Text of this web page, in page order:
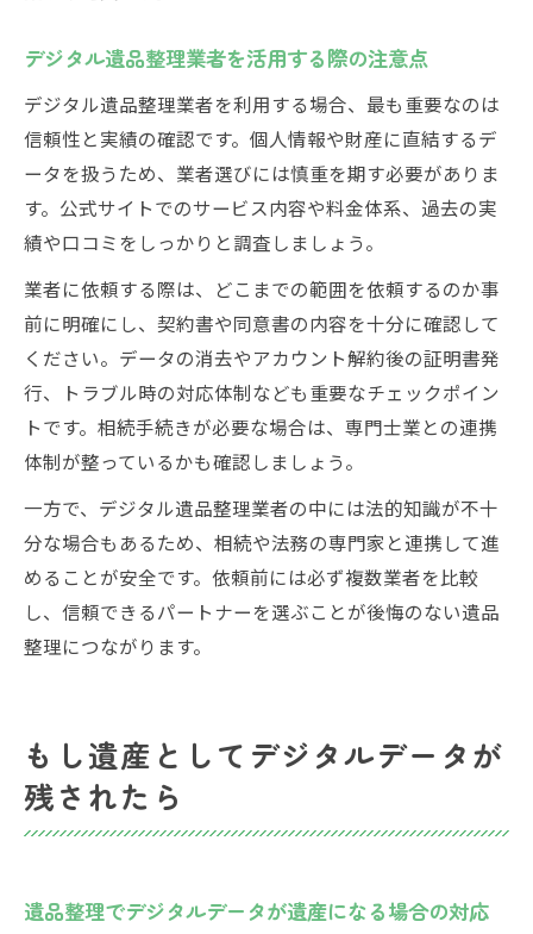
デジタル遺品整理業者を活用する際の注意点
デジタル遺品整理業者を利用する場合、最も重要なのは
信頼性と実績の確認です。個人情報や財産に直結するデ
ータを扱うため、業者選びには慎重を期す必要がありま
す。公式サイトでのサービス内容や料金体系、過去の実
績や口コミをしっかりと調査しましょう。
業者に依頼する際は、どこまでの範囲を依頼するのか事
前に明確にし、契約書や同意書の内容を十分に確認して
ください。データの消去やアカウント解約後の証明書発
行、トラブル時の対応体制なども重要なチェックポイン
トです。相続手続きが必要な場合は、専門士業との連携
体制が整っているかも確認しましょう。
一方で、デジタル遺品整理業者の中には法的知識が不十
分な場合もあるため、相続や法務の専門家と連携して進
めることが安全です。依頼前には必ず複数業者を比較
し、信頼できるパートナーを選ぶことが後悔のない遺品
整理につながります。
もし遺産としてデジタルデータが
残されたら
遺品整理でデジタルデータが遺産になる場合の対応